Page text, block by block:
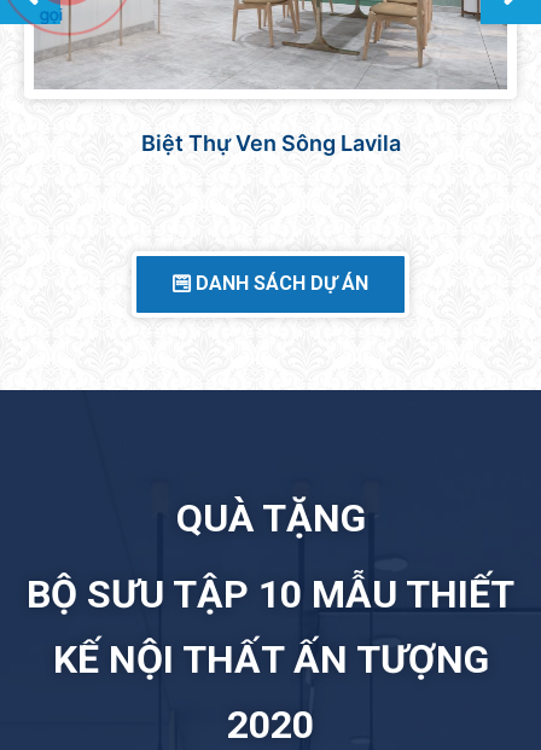
Căn hộ Sunrise Central
DANH SÁCH DỰ ÁN
QUÀ TẶNG
BỘ SƯU TẬP 10 MẪU THIẾT
KẾ NỘI THẤT ẤN TƯỢNG
2020